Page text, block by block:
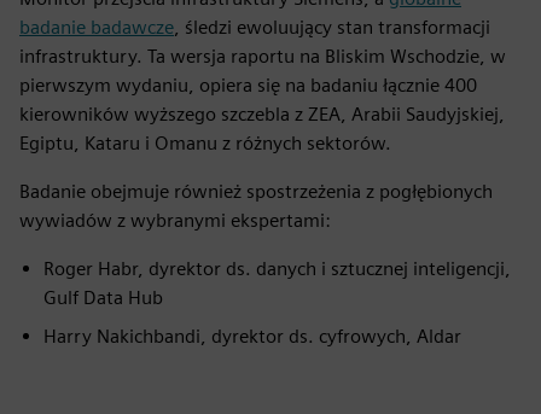
badanie badawcze, śledzi ewoluujący stan transformacji
infrastruktury. Ta wersja raportu na Bliskim Wschodzie, w
pierwszym wydaniu, opiera się na badaniu łącznie 400
kierowników wyższego szczebla z ZEA, Arabii Saudyjskiej,
Egiptu, Kataru i Omanu z różnych sektorów.
Badanie obejmuje również spostrzeżenia z pogłębionych
wywiadów z wybranymi ekspertami:
Roger Habr, dyrektor ds. danych i sztucznej inteligencji,
Gulf Data Hub
Harry Nakichbandi, dyrektor ds. cyfrowych, Aldar